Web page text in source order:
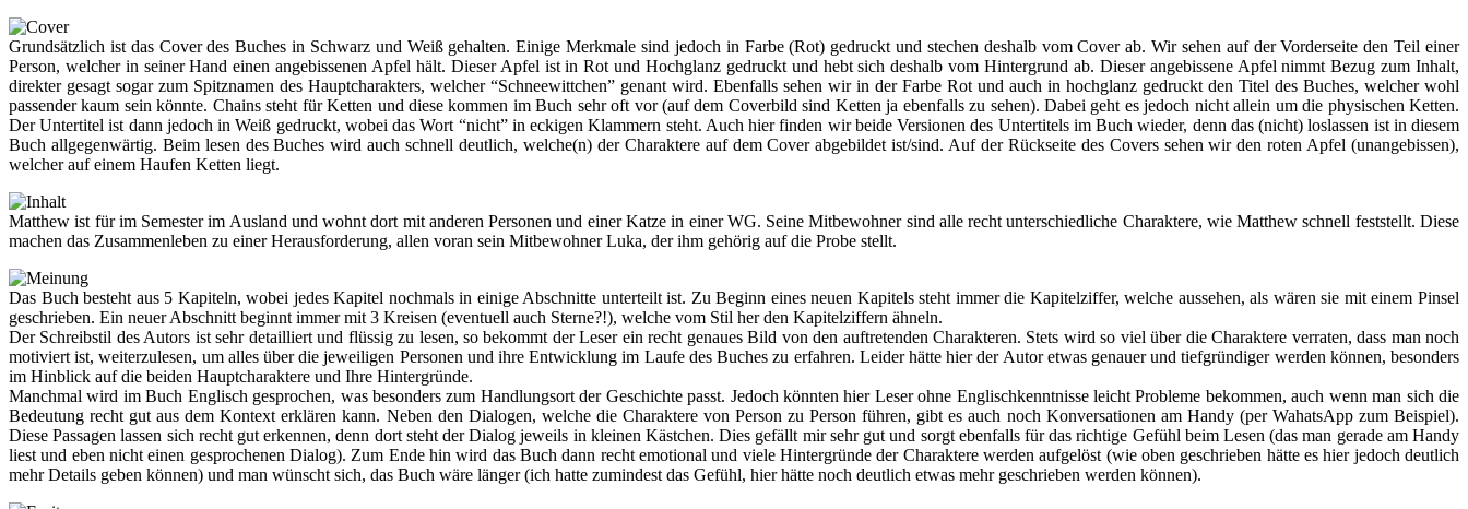
Grundsätzlich ist das Cover des Buches in Schwarz und Weiß gehalten. Einige Merkmale sind jedoch in Farbe (Rot) gedruckt und stechen deshalb vom Cover ab. Wir sehen auf der Vorderseite den Teil einer
Person, welcher in seiner Hand einen angebissenen Apfel hält. Dieser Apfel ist in Rot und Hochglanz gedruckt und hebt sich deshalb vom Hintergrund ab. Dieser angebissene Apfel nimmt Bezug zum Inhalt,
direkter gesagt sogar zum Spitznamen des Hauptcharakters, welcher “Schneewittchen” genant wird. Ebenfalls sehen wir in der Farbe Rot und auch in hochglanz gedruckt den Titel des Buches, welcher wohl
passender kaum sein könnte. Chains steht für Ketten und diese kommen im Buch sehr oft vor (auf dem Coverbild sind Ketten ja ebenfalls zu sehen). Dabei geht es jedoch nicht allein um die physischen Ketten.
Der Untertitel ist dann jedoch in Weiß gedruckt, wobei das Wort “nicht” in eckigen Klammern steht. Auch hier finden wir beide Versionen des Untertitels im Buch wieder, denn das (nicht) loslassen ist in diesem
Buch allgegenwärtig. Beim lesen des Buches wird auch schnell deutlich, welche(n) der Charaktere auf dem Cover abgebildet ist/sind. Auf der Rückseite des Covers sehen wir den roten Apfel (unangebissen),
welcher auf einem Haufen Ketten liegt.
Matthew ist für im Semester im Ausland und wohnt dort mit anderen Personen und einer Katze in einer WG. Seine Mitbewohner sind alle recht unterschiedliche Charaktere, wie Matthew schnell feststellt. Diese
machen das Zusammenleben zu einer Herausforderung, allen voran sein Mitbewohner Luka, der ihm gehörig auf die Probe stellt.
Das Buch besteht aus 5 Kapiteln, wobei jedes Kapitel nochmals in einige Abschnitte unterteilt ist. Zu Beginn eines neuen Kapitels steht immer die Kapitelziffer, welche aussehen, als wären sie mit einem Pinsel
geschrieben. Ein neuer Abschnitt beginnt immer mit 3 Kreisen (eventuell auch Sterne?!), welche vom Stil her den Kapitelziffern ähneln.
Der Schreibstil des Autors ist sehr detailliert und flüssig zu lesen, so bekommt der Leser ein recht genaues Bild von den auftretenden Charakteren. Stets wird so viel über die Charaktere verraten, dass man noch
motiviert ist, weiterzulesen, um alles über die jeweiligen Personen und ihre Entwicklung im Laufe des Buches zu erfahren. Leider hätte hier der Autor etwas genauer und tiefgründiger werden können, besonders
im Hinblick auf die beiden Hauptcharaktere und Ihre Hintergründe.
Manchmal wird im Buch Englisch gesprochen, was besonders zum Handlungsort der Geschichte passt. Jedoch könnten hier Leser ohne Englischkenntnisse leicht Probleme bekommen, auch wenn man sich die
Bedeutung recht gut aus dem Kontext erklären kann. Neben den Dialogen, welche die Charaktere von Person zu Person führen, gibt es auch noch Konversationen am Handy (per WahatsApp zum Beispiel).
Diese Passagen lassen sich recht gut erkennen, denn dort steht der Dialog jeweils in kleinen Kästchen. Dies gefällt mir sehr gut und sorgt ebenfalls für das richtige Gefühl beim Lesen (das man gerade am Handy
liest und eben nicht einen gesprochenen Dialog). Zum Ende hin wird das Buch dann recht emotional und viele Hintergründe der Charaktere werden aufgelöst (wie oben geschrieben hätte es hier jedoch deutlich
mehr Details geben können) und man wünscht sich, das Buch wäre länger (ich hatte zumindest das Gefühl, hier hätte noch deutlich etwas mehr geschrieben werden können).